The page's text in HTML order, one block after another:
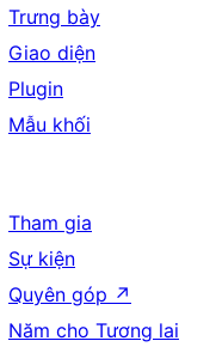
Trưng bày
Giao diện
Plugin
Mẫu khối
Tham gia
Sự kiện
Quyên góp ↗
Năm cho Tương lai